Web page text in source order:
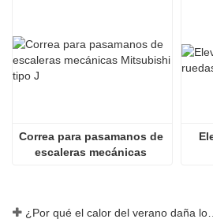
Correa para pasamanos de
escaleras mecánicas